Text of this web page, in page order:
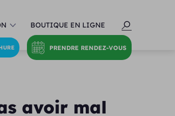
BOUTIQUE EN LIGNE
PRENDRE RENDEZ-VOUS
avoir mal